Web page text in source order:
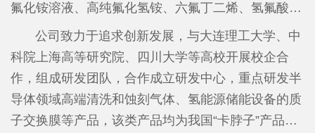
氟化铵溶液、高纯氟化氢铵、六氟丁二烯、氢氟酸吡
啶等。2025年全年产值达7亿元、税收1500万元。
公
司先后荣获国家级高新技术企业、工信部“专精特
新”小巨人企业、福建省企业技术中心、福建省知识
产权优势企业、福建省绿色工厂、南平市和建阳区重
点纳税企业、南平市和建阳区创新发展优势企业等荣
公司致力于追求创新发展，与大连理工大学、中
科院上海高等研究院、四川大学等高校开展校企合
作，组成研发团队，合作成立研发中心，重点研发半
导体领域高端清洗和蚀刻气体、氢能源储能设备的质
子交换膜等产品，该类产品均为我国“卡脖子”产品。